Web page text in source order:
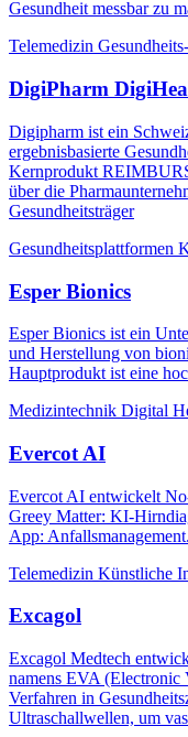
Gesundheit messbar zu
Telemedizin
DigiPharm
Digipharm ist ein
ergebnisbasierte
Kernprodukt
über die
Gesundheitsträger
Gesundheitsplattformen
Esper Bionics
Esper Bionics ist ein
und Herstellung von
Hauptprodukt ist eine
Medizintechnik Digital
Evercot AI
Evercot AI entwickelt
Greey Matter: KI-
App:
Telemedizin Künstliche
Excagol
Excagol Medtech
namens EVA (Electronic
Verfahren in
Ultraschallwellen, um